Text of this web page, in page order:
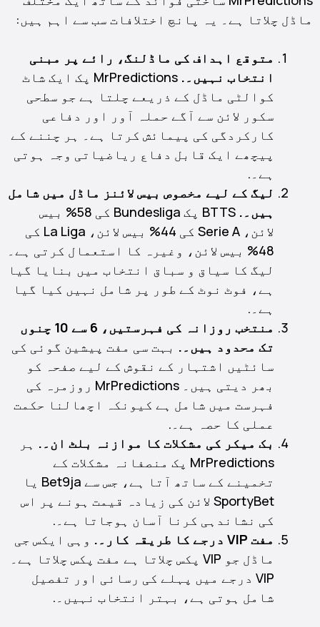
ماڈل چلاتا ہے۔ یہ پانچ اختلافات سب سے اہم ہیں:
متوقع اہداف کی ماڈلنگ، رائے پر مبنی
انتخاب نہیں۔.
MrPredictions پک ایک شاٹ
کوالٹی ماڈل کے ذریعے چلتا ہے جو سطحی
سکور لائن سے آگے حملہ آور اور دفاعی
کارکردگی کی پیمائش کرتا ہے۔ ہر چننے کے
پیچھے ایک قابل دفاع ریاضیاتی وجہ ہوتی
ہے۔.
لیگ کے لیے مخصوص بیس لائنز ماڈل میں شامل
ہیں۔.
BTTS پک Bundesliga کی 58% بیس
لائن، Serie A کی 44% بیس لائن، La Liga کی
48% بیس لائن، وغیرہ کا استعمال کرتی ہے۔
لیگ کا سیاق و سباق انتخاب میں بنایا گیا
ہے، فوٹ نوٹ کے طور پر شامل نہیں کیا گیا
ہے۔.
منتخب روزانہ کی فہرستیں، 6 سے 10 چنوں
تک محدود ہیں۔. بہت سی مفت پیشین گوئی کی
سائٹیں اشتہار کے نقوش کے لیے صفحہ کو
بھر دیتی ہیں۔ MrPredictions روزمرہ کی
فہرست میں شامل ہے کیونکہ اچھالنا حکمت
عملی کا حصہ ہے۔.
بک میکر کی مشکلات کا موازنہ بلٹ ان۔. ہر
MrPredictions پک منصفانہ مشکلات کے
تخمینے کے ساتھ آتا ہے، جس سے Bet9ja یا
SportyBet لائن کی زیادہ قیمت ہونے پر اس
کی نشاندہی کرنا آسان ہوجاتا ہے۔.
مفت VIP درجے کا طریقہ کار۔.
وہی ایکس جی
ماڈل جو VIP پکس چلاتا ہے مفت پکس چلاتا ہے۔
VIP درجے میں پہلے کی رسائی اور تفصیل
شامل ہوتی ہے، بہتر انتخاب نہیں۔.